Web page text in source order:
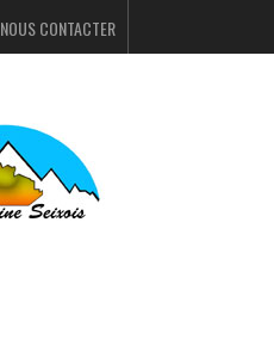
NOUS CONTACTER